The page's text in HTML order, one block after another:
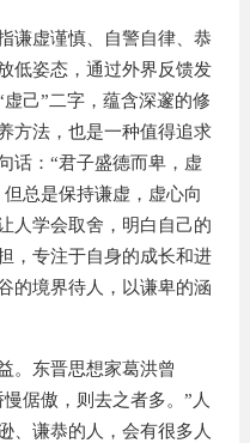
谦虚谨慎、自警自律、恭
低姿态，通过外界反馈发
己”二字，蕴含深邃的修
方法，也是一种值得追求
话：“君子盛德而卑，虚
总是保持谦虚，虚心向
人学会取舍，明白自己的
，专注于自身的成长和进
的境界待人，以谦卑的涵
。东晋思想家葛洪曾
倨傲，则去之者多。”人
、谦恭的人，会有很多人